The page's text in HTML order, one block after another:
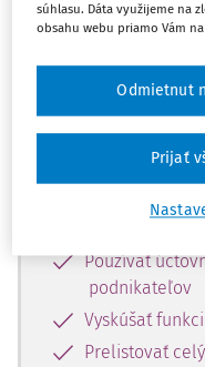
Vďaka
Prečítať
Používať
podnikateľov
Vyskúšať
Prelistovať
súhlasu. Dáta využijeme na
obsahu webu priamo Vám
Odmietnut
Prijať